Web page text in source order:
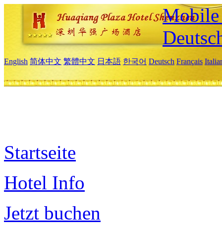
Mobile
English 简体中文 繁體中文 日本語 한국어 Deutsch Français
Startseite
Hotel Info
Jetzt buchen